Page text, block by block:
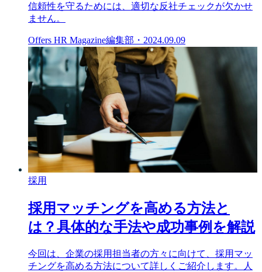
信頼性を守るためには、適切な反社チェックが欠かせ
ません。
Offers HR Magazine編集部 ・ 2024.09.09
採用
採用マッチングを高める方法と
は？具体的な手法や成功事例を解説
今回は、企業の採用担当者の方々に向けて、採用マッ
チングを高める方法について詳しくご紹介します。人